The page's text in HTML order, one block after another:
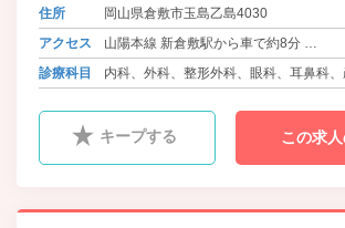
問」「泊まり」
わせて２４時間
いただける小規
事業所もござい
住所
岡山県倉敷市玉島乙島4030
アクセス
山陽本線 新倉敷駅から車で約8分
バス 両備バス ハーバーアイランド線 押
診療科目
内科、外科、整形外科、眼科、耳鼻科
キープする この求